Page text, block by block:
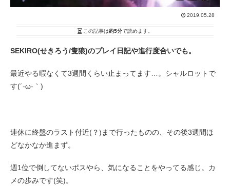
2019.05.28
この記事は約5分で読めます。
SEKIRO(せきろう/隻狼)のプレイ日記や進行度合いでも。
最近やる暇なくて3週間くらい止まってます…。シャルロットで
す(´-ω-｀)
連休に終盤のラスト付近(？)まで行ったものの、その後3週間ほ
どなかなか進まず。
週1位で倒してないボスやら、気になることをやってる感じ。カ
メの歩みです(笑)。